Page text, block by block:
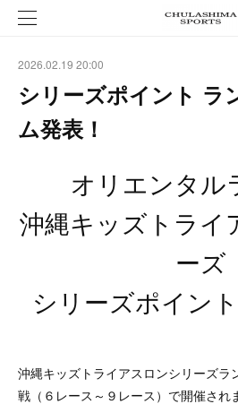
2026.02.19 20:00
シリーズポイント ラ
ム発表！
オリエンタル
沖縄キッズトライ
ーズ
シリーズポイン
沖縄キッズトライアスロンシリーズラ
戦（６レース～９レース）で開催され